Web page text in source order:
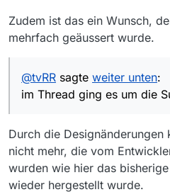
Zudem ist das ein Wunsch,
mehrfach geäussert wurde.
@tvRR sagte weiter unten:
im Thread ging es um die
Durch die
nicht mehr, die vom
wurden wie hier das
wieder hergestellt wurde.